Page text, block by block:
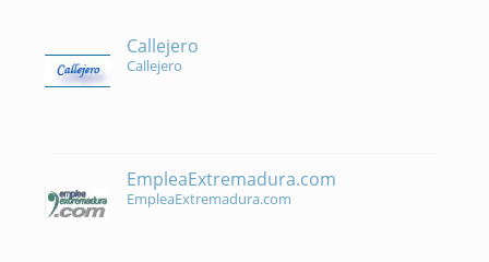
Callejero
Callejero
EmpleaExtremadura.com
EmpleaExtremadura.com